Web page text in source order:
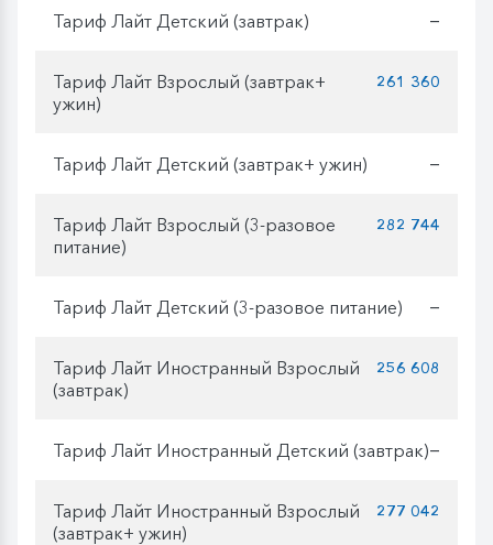
Тариф Лайт Детский (завтрак) —
Тариф Лайт Взрослый (завтрак+
ужин)
261 360
Тариф Лайт Детский (завтрак+ ужин) —
Тариф Лайт Взрослый (3-разовое
питание)
282 744
Тариф Лайт Детский (3-разовое питание) —
Тариф Лайт Иностранный Взрослый
(завтрак)
256 608
Тариф Лайт Иностранный Детский (завтрак)—
Тариф Лайт Иностранный Взрослый
(завтрак+ ужин)
277 042